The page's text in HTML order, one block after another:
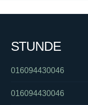
STUNDE
016094430046
016094430046